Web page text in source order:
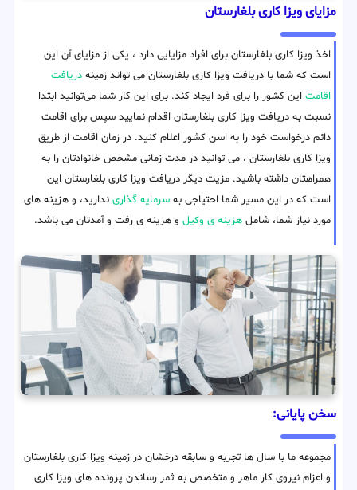
مزایای ویزا کاری بلغارستان
اخذ ویزا کاری بلغارستان برای افراد مزایایی دارد ، یکی از مزایای آن این
است که شما با دریافت ویزا کاری بلغارستان می تواند زمینه دریافت
اقامت این کشور را برای فرد ایجاد کند. برای این کار شما می‌توانید ابتدا
نسبت به دریافت ویزا کاری بلغارستان اقدام نمایید سپس برای اقامت
دائم درخواست خود را به اسن کشور اعلام کنید. در زمان اقامت از طریق
ویزا کاری بلغارستان ، می توانید در مدت زمانی مشخص خانوادتان را به
همراهتان داشته باشید. مزیت دیگر دریافت ویزا کاری بلغارستان این
است که در این مسیر شما احتیاجی به سرمایه گذاری ندارید، و هزینه های
مورد نیاز شما، شامل هزینه ی وکیل و هزینه ی رفت و آمدتان می باشد.
سخن پایانی:
مجموعه ما با سال ها تجربه و سابقه درخشان در زمینه ویزا کاری بلغارستان
و اعزام نیروی کار ماهر و متخصص به ثمر رساندن پرونده های ویزا کاری